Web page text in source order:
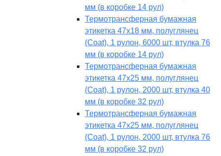
мм (в коробке 14 рул)
Термотрансферная бумажная
этикетка 47х18 мм, полуглянец
(Coat), 1 рулон, 6000 шт, втулка 76
мм (в коробке 14 рул)
Термотрансферная бумажная
этикетка 47х25 мм, полуглянец
(Coat), 1 рулон, 2000 шт, втулка 40
мм (в коробке 32 рул)
Термотрансферная бумажная
этикетка 47х25 мм, полуглянец
(Coat), 1 рулон, 2000 шт, втулка 76
мм (в коробке 32 рул)